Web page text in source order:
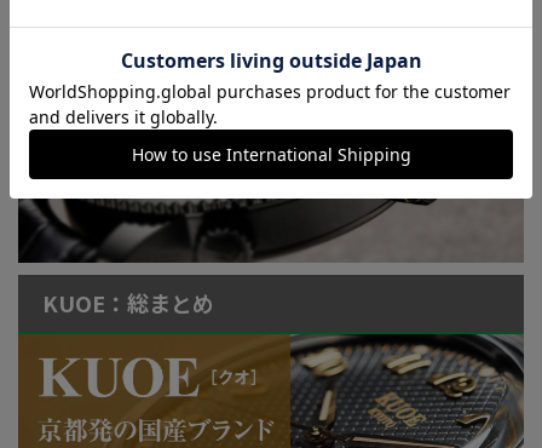
特許取得“耐衝撃”ウオッチなど
KUOE：総まとめ